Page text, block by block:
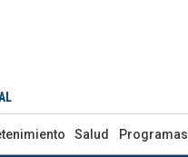
Salud Programas